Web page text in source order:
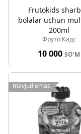
Frutokids
bolalar uchun
200ml
Фруто Кидс
10 000 SO'M
mavjud emas